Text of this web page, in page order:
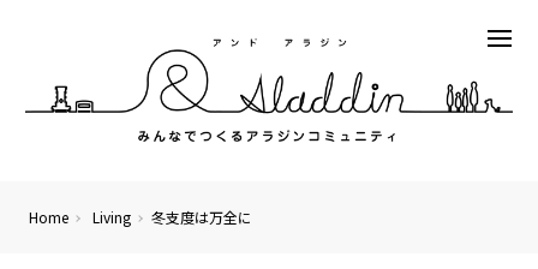
Home Living 冬支度は万全に